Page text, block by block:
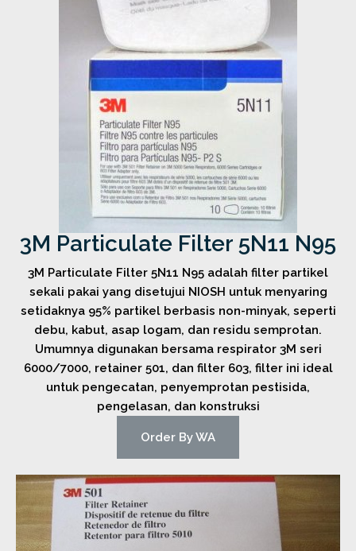
3M Particulate Filter 5N11 N95
3M Particulate Filter 5N11 N95 adalah filter partikel
sekali pakai yang disetujui NIOSH untuk menyaring
setidaknya 95% partikel berbasis non-minyak, seperti
debu, kabut, asap logam, dan residu semprotan.
Umumnya digunakan bersama respirator 3M seri
6000/7000, retainer 501, dan filter 603, filter ini ideal
untuk pengecatan, penyemprotan pestisida,
pengelasan, dan konstruksi
Order By WA